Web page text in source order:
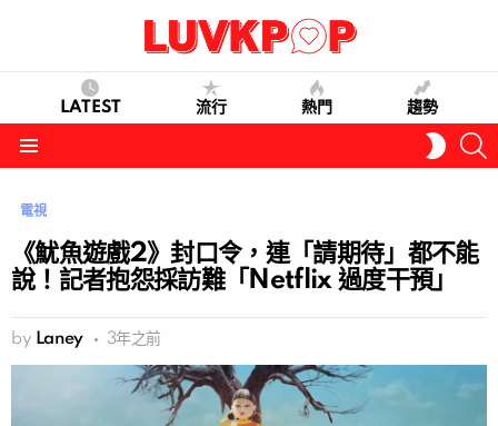
LATEST 流行 熱門 趨勢
SKIN
電視
《魷魚遊戲2》封口令，連「請期待」都不能
說！記者抱怨採訪難「Netflix 過度干預」
by Laney 3年之前